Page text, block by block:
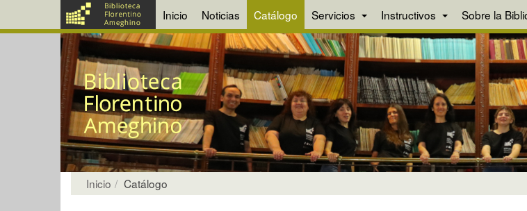
Inicio Noticias Catálogo Servicios Instructivos Sobre la
Inicio Catálogo